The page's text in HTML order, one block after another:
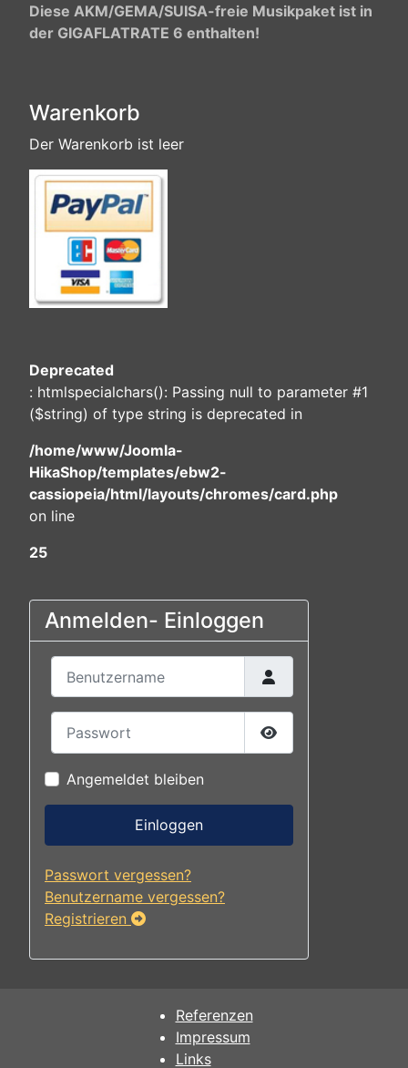
Diese AKM/GEMA/SUISA-freie Musikpaket ist in
der GIGAFLATRATE 6 enthalten!
Warenkorb
Der Warenkorb ist leer
Deprecated
: htmlspecialchars(): Passing null to parameter #1
($string) of type string is deprecated in
/home/www/Joomla-
HikaShop/templates/ebw2-
cassiopeia/html/layouts/chromes/card.php
on line
25
Anmelden- Einloggen
Passwort anzeigen
Angemeldet bleiben
Einloggen
Passwort vergessen?
Benutzername vergessen?
Registrieren
Referenzen
Impressum
Links